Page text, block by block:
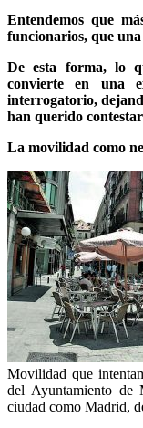
Entendemos que
funcionarios, que
De esta forma, lo
convierte en una
interrogatorio,
han querido
La movilidad como
Movilidad que
del Ayuntamiento de
ciudad como Madrid,